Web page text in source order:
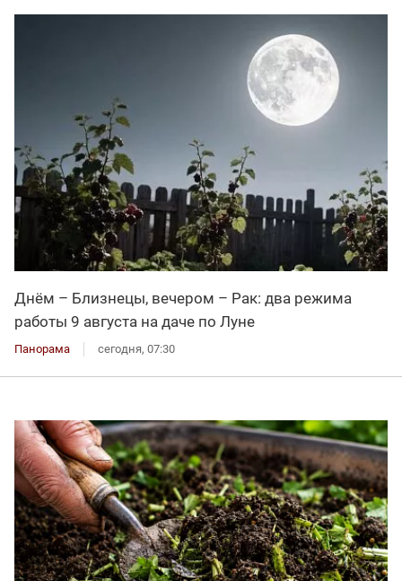
Днём – Близнецы, вечером – Рак: два режима
работы 9 августа на даче по Луне
Панорама сегодня, 07:30